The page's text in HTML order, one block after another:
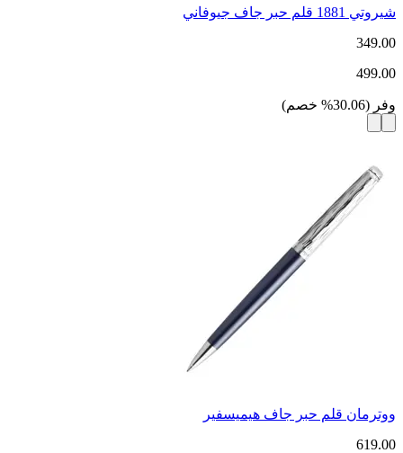
شيروتي 1881 قلم حبر جاف جيوفاني
349.00
499.00
وفر (
30.06
% خصم)
ووترمان قلم حبر جاف هيميسفير
619.00